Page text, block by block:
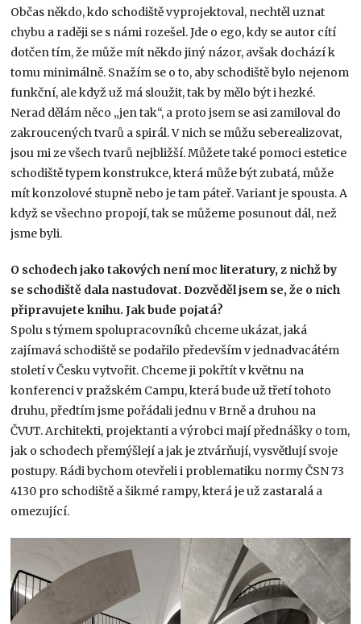
Občas někdo, kdo schodiště vyprojektoval, nechtěl uznat
chybu a raději se s námi rozešel. Jde o ego, kdy se autor cítí
dotčen tím, že může mít někdo jiný názor, avšak dochází k
tomu minimálně. Snažím se o to, aby schodiště bylo nejenom
funkční, ale když už má sloužit, tak by mělo být i hezké.
Nerad dělám něco „jen tak“, a proto jsem se asi zamiloval do
zakroucených tvarů a spirál. V nich se můžu seberealizovat,
jsou mi ze všech tvarů nejbližší. Můžete také pomoci estetice
schodiště typem konstrukce, která může být zubatá, může
mít konzolové stupně nebo je tam páteř. Variant je spousta. A
když se všechno propojí, tak se můžeme posunout dál, než
jsme byli.
O schodech jako takových není moc literatury, z nichž by
se schodiště dala nastudovat. Dozvěděl jsem se, že o nich
připravujete knihu. Jak bude pojatá?
Spolu s týmem spolupracovníků chceme ukázat, jaká
zajímavá schodiště se podařilo především v jednadvacátém
století v Česku vytvořit. Chceme ji pokřtít v květnu na
konferenci v pražském Campu, která bude už třetí tohoto
druhu, předtím jsme pořádali jednu v Brně a druhou na
ČVUT. Architekti, projektanti a výrobci mají přednášky o tom,
jak o schodech přemýšlejí a jak je ztvárňují, vysvětlují svoje
postupy. Rádi bychom otevřeli i problematiku normy ČSN 73
4130 pro schodiště a šikmé rampy, která je už zastaralá a
omezující.